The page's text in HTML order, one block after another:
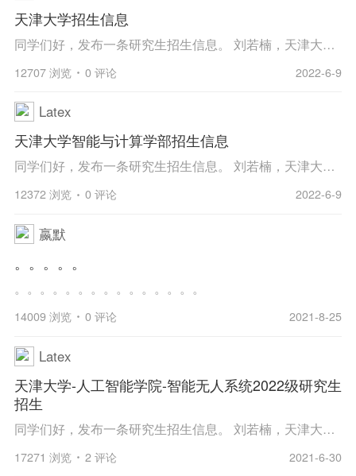
天津大学招生信息
同学们好，发布一条研究生招生信息。 刘若楠，天津大学智能与计算学部长聘副教授、德国洪堡学者。2019年海外人才引进回国，杰青胡清华教授/院长研究团队。主要研究方向包括：1）机器学习与信号处理基础理论研究；2）无人动态系统理论研究：无人机自主...
12707 浏览 0 评论 2022-6-9
Latex
天津大学智能与计算学部招生信息
同学们好，发布一条研究生招生信息。 刘若楠，天津大学智能与计算学部长聘副教授、德国洪堡学者。2019年海外人才引进回国，杰青胡清华教授/院长研究团队。主要研究方向包括：1）机器学习与信号处理基础理论研究；2）无人动态系统理论研究：无人机自主...
12372 浏览 0 评论 2022-6-9
嬴默
。。。。。
。。。。。。。。。。。。。。。
14009 浏览 0 评论 2021-8-25
Latex
天津大学-人工智能学院-智能无人系统2022级研究生
招生
同学们好，发布一条研究生招生信息。 刘若楠，天津大学智能与计算学部长聘/英才副教授，2019年海外人才引进回国，杰青胡清华教授/院长研究团队。主要研究方向包括：1）机器学习与信号处理基础理论研究；2）无人动态系统理论研究：无人机自主避障、行为...
17271 浏览 2 评论 2021-6-30